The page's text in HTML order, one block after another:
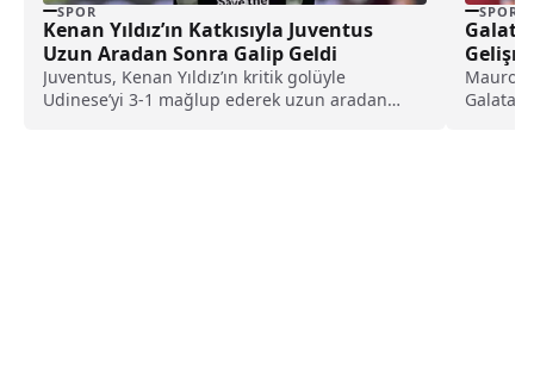
SPOR
Kenan Yıldız’ın Katkısıyla Juventus
Uzun Aradan Sonra Galip Geldi
Juventus, Kenan Yıldız’ın kritik golüyle
Udinese’yi 3-1 mağlup ederek uzun aradan
SPOR
Mauro